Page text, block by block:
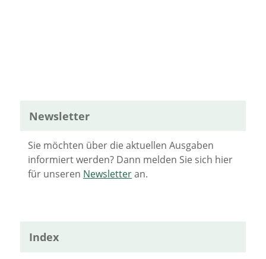
Newsletter
Sie möchten über die aktuellen Ausgaben
informiert werden? Dann melden Sie sich hier
für unseren Newsletteran.
Index